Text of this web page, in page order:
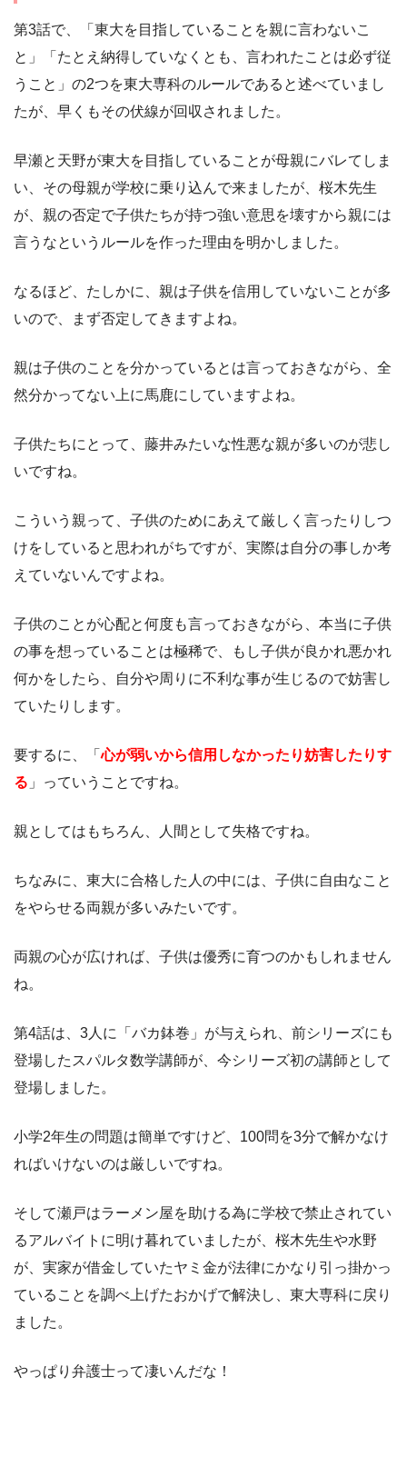
第3話で、「東大を目指していることを親に言わないこ
と」「たとえ納得していなくとも、言われたことは必ず従
うこと」の2つを東大専科のルールであると述べていまし
たが、早くもその伏線が回収されました。
早瀬と天野が東大を目指していることが母親にバレてしま
い、その母親が学校に乗り込んで来ましたが、桜木先生
が、親の否定で子供たちが持つ強い意思を壊すから親には
言うなというルールを作った理由を明かしました。
なるほど、たしかに、親は子供を信用していないことが多
いので、まず否定してきますよね。
親は子供のことを分かっているとは言っておきながら、全
然分かってない上に馬鹿にしていますよね。
子供たちにとって、藤井みたいな性悪な親が多いのが悲し
いですね。
こういう親って、子供のためにあえて厳しく言ったりしつ
けをしていると思われがちですが、実際は自分の事しか考
えていないんですよね。
子供のことが心配と何度も言っておきながら、本当に子供
の事を想っていることは極稀で、もし子供が良かれ悪かれ
何かをしたら、自分や周りに不利な事が生じるので妨害し
ていたりします。
要するに、「心が弱いから信用しなかったり妨害したりす
る 」っていうことですね。
親としてはもちろん、人間として失格ですね。
ちなみに、東大に合格した人の中には、子供に自由なこと
をやらせる両親が多いみたいです。
両親の心が広ければ、子供は優秀に育つのかもしれません
ね。
第4話は、3人に「バカ鉢巻」が与えられ、前シリーズにも
登場したスパルタ数学講師が、今シリーズ初の講師として
登場しました。
小学2年生の問題は簡単ですけど、100問を3分で解かなけ
ればいけないのは厳しいですね。
そして瀬戸はラーメン屋を助ける為に学校で禁止されてい
るアルバイトに明け暮れていましたが、桜木先生や水野
が、実家が借金していたヤミ金が法律にかなり引っ掛かっ
ていることを調べ上げたおかげで解決し、東大専科に戻り
ました。
やっぱり弁護士って凄いんだな！